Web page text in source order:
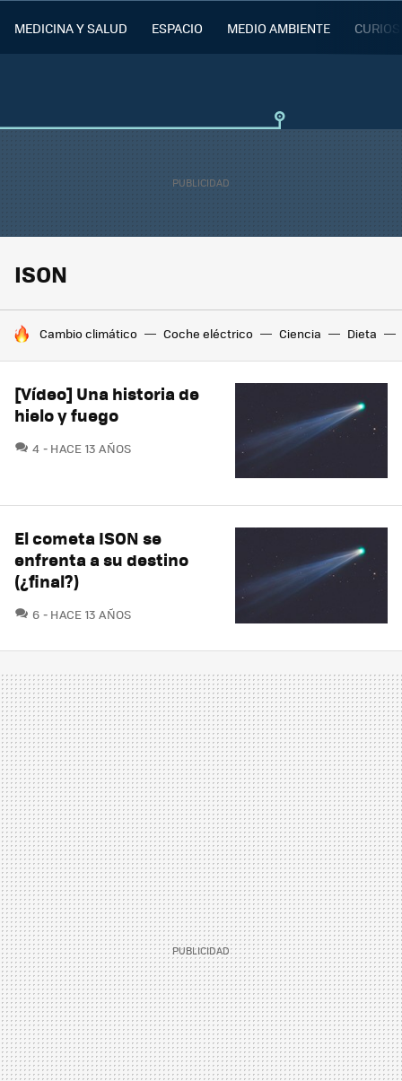
MEDICINA Y SALUD ESPACIO MEDIO AMBIENTE
ISON
HOY SE HABLA DE
Cambio climático Coche eléctrico Ciencia Dieta
[Vídeo] Una historia de
hielo y fuego
4 COMENTARIOS
HACE 13 AÑOS
El cometa ISON se
enfrenta a su destino
(¿final?)
6 COMENTARIOS
HACE 13 AÑOS